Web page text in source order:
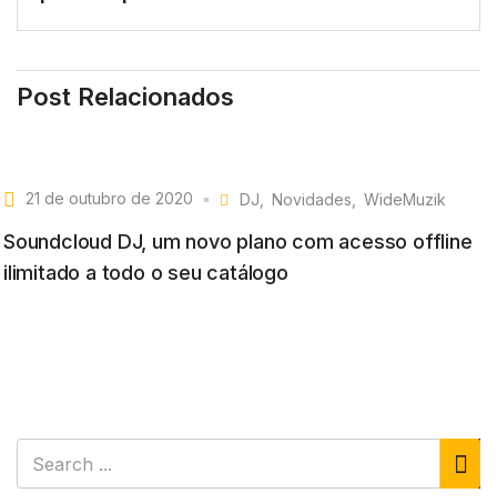
Post Relacionados
21 de outubro de 2020 DJ Novidades WideMuzik
Soundcloud DJ, um novo plano com acesso offline
ilimitado a todo o seu catálogo